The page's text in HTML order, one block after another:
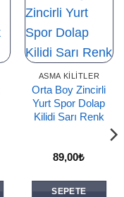
ASMA KILITLER
Orta Boy Zincirli
Yurt Spor Dolap
Kilidi Sarı Renk
89,00₺
SEPETE